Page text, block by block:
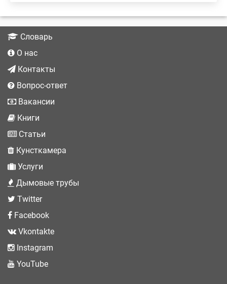
Словарь
О нас
Контакты
Вопрос-ответ
Вакансии
Книги
Статьи
Кунсткамера
Услуги
Дымовые трубы
Twitter
Facebook
Vkontakte
Instagram
YouTube